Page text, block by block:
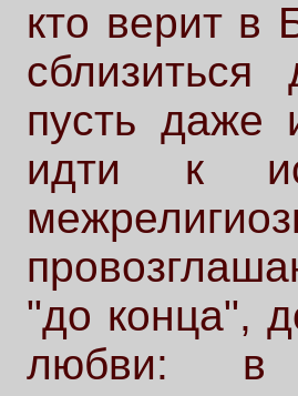
кто верит в
пусть даже
идти к
"до конца",
любви: в